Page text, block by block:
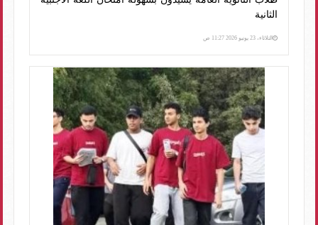
الثانية
الثلاثاء، 23 يونيو 2026 11:27 ص